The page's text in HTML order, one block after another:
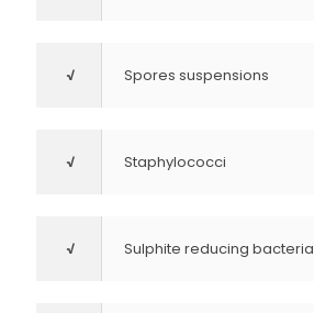
√ Spores suspensions
√ Staphylococci
√ Sulphite reducing bacteria